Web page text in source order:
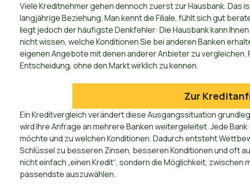
Viele Kreditnehmer gehen dennoch zuerst zur Hausbank. Das
langjährige Beziehung. Man kennt die Filiale, fühlt sich gut
liegt jedoch der häufigste Denkfehler: Die Hausbank kann
nicht wissen, welche Konditionen Sie bei anderen Banken
eigenen Angebote mit denen anderer Anbieter zu
Entscheidung, ohne den Markt wirklich zu kennen.
Zur
Ein Kreditvergleich verändert diese Ausgangssituation
wird Ihre Anfrage an mehrere Banken weitergeleitet. Jede
möchte und zu welchen Konditionen. Dadurch entsteht
Schlüssel zu besseren Zinsen, besseren Konditionen und oft
nicht einfach „einen Kredit“, sondern die Möglichkeit, zwischen
passendste auszuwählen.